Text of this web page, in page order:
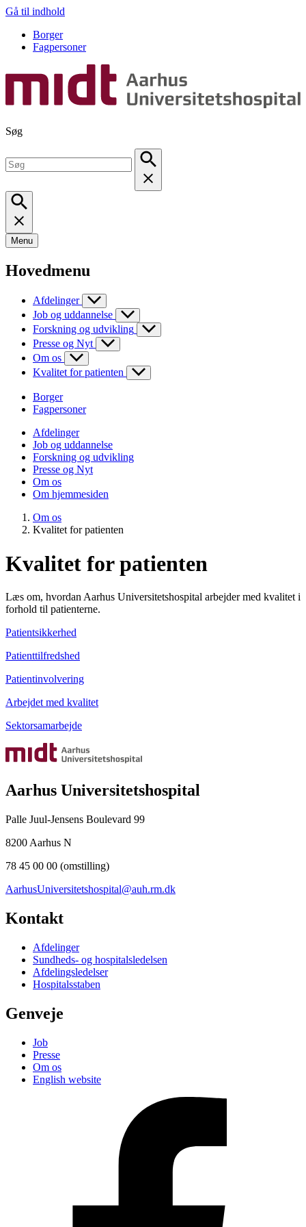
Gå til indhold
Borger
Fagpersoner
Søg
Menu
Hovedmenu
Afdelinger
Job og uddannelse
Forskning og udvikling
Presse og Nyt
Om os
Kvalitet for patienten
Borger
Fagpersoner
Afdelinger
Job og uddannelse
Forskning og udvikling
Presse og Nyt
Om os
Om hjemmesiden
Om os
Kvalitet for patienten
Kvalitet for patienten
Læs om, hvordan Aarhus Universitetshospital arbejder med kvalitet i
forhold til patienterne.
Patientsikkerhed
Patienttilfredshed
Patientinvolvering
Arbejdet med kvalitet
Sektorsamarbejde
Aarhus Universitetshospital
Palle Juul-Jensens Boulevard 99
8200 Aarhus N
78 45 00 00 (omstilling)
AarhusUniversitetshospital@auh.rm.dk
Kontakt
Afdelinger
Sundheds- og hospitalsledelsen
Afdelingsledelser
Hospitalsstaben
Genveje
Job
Presse
Om os
English website